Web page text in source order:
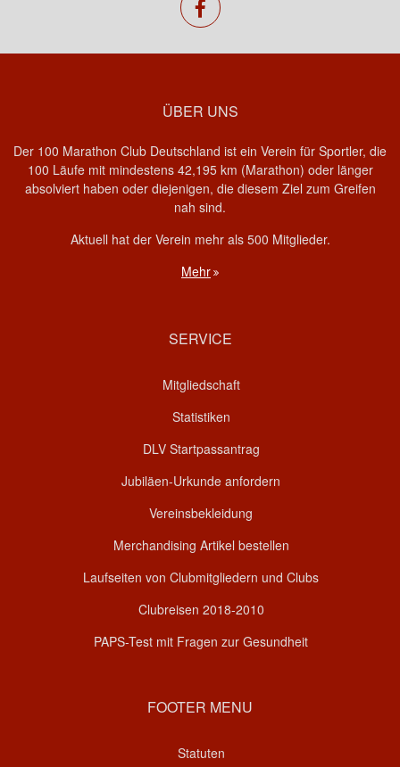
facebook
ÜBER UNS
Der 100 Marathon Club Deutschland ist ein Verein für Sportler, die
100 Läufe mit mindestens 42,195 km (Marathon) oder länger
absolviert haben oder diejenigen, die diesem Ziel zum Greifen
nah sind.
Aktuell hat der Verein mehr als 500 Mitglieder.
Mehr
SERVICE
Mitgliedschaft
Statistiken
DLV Startpassantrag
Jubiläen-Urkunde anfordern
Vereinsbekleidung
Merchandising Artikel bestellen
Laufseiten von Clubmitgliedern und Clubs
Clubreisen 2018-2010
PAPS-Test mit Fragen zur Gesundheit
FOOTER MENU
Statuten